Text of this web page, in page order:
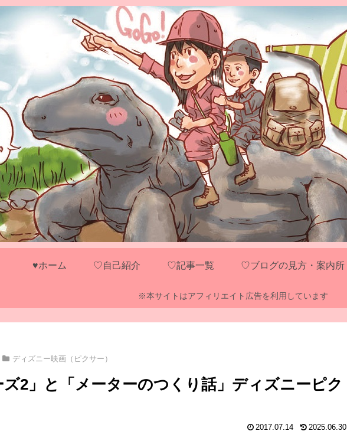
♥ホーム ♡自己紹介 ♡記事一覧 ♡ブログの見方・案内所
※本サイトはアフィリエイト広告を利用しています
ディズニー映画（ピクサー）
ズ2」と「メーターのつくり話」ディズニーピク
2017.07.14 2025.06.30